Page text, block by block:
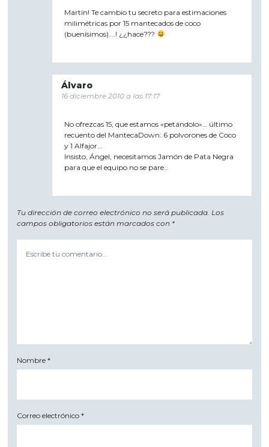
Martín! Te cambio tu secreto para estimaciones
milimétricas por 15 mantecados de coco
(buenísimos)….! ¿¿hace???
Álvaro
16 diciembre 2010 a las 17:17
No ofrezcas 15, que estamos «petándolo»… último
recuento del MantecaDown: 6 polvorones de Coco
y 1 Alfajor…
Insisto, Ángel, necesitamos Jamón de Pata Negra
para que el equipo no se pare…
Tu dirección de correo electrónico no será publicada. Los
campos obligatorios están marcados con *
Nombre*
Correo electrónico*